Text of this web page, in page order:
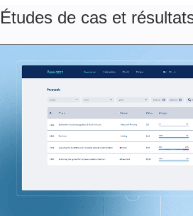
Études de cas et